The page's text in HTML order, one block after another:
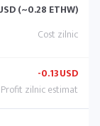
(~0.28 ETHW)
-0.13USD